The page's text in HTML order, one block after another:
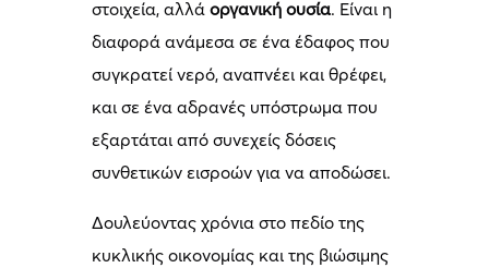
στοιχεία, αλλάοργανική ουσία. Είναι η
διαφορά ανάμεσα σε ένα έδαφος που
συγκρατεί νερό, αναπνέει και θρέφει,
και σε ένα αδρανές υπόστρωμα που
εξαρτάται από συνεχείς δόσεις
συνθετικών εισροών για να αποδώσει.
Δουλεύοντας χρόνια στο πεδίο της
κυκλικής οικονομίας και της βιώσιμης